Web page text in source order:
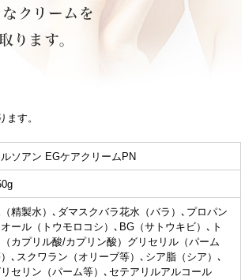
す。
ソアン EGケアクリームPN
精製水）､ダマスクバラ花水（バラ）､プロパン
ール（トウモロコシ）､BG（サトウキビ）､ト
（カプリル酸/カプリン酸）グリセリル（パーム
､スクワラン（オリーブ等）､シア脂（シア）､
セリン（パーム等）､セテアリルアルコール